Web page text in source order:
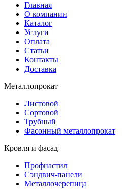
Главная
О компании
Каталог
Услуги
Оплата
Статьи
Контакты
Доставка
Металлопрокат
Листовой
Сортовой
Трубный
Фасонный металлопрокат
Кровля и фасад
Профнастил
Сэндвич-панели
Металлочерепица